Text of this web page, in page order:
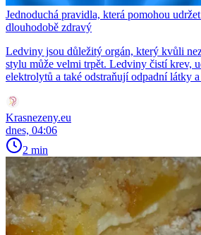
Jednoduchá pravidla, která pomohou
dlouhodobě zdravý
Ledviny jsou důležitý orgán, který kvůli
stylu může velmi trpět. Ledviny čistí krev,
elektrolytů a také odstraňují odpadní látky
Krasnezeny.eu
dnes, 04:06
2 min